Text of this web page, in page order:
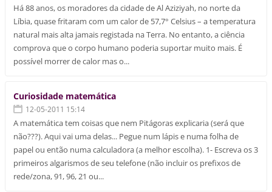
Há 88 anos, os moradores da cidade de Al Aziziyah, no norte da
Líbia, quase fritaram com um calor de 57,7° Celsius – a temperatura
natural mais alta jamais registada na Terra. No entanto, a ciência
comprova que o corpo humano poderia suportar muito mais. É
possível morrer de calor mas o...
Curiosidade matemática
12-05-2011 15:14
A matemática tem coisas que nem Pitágoras explicaria (será que
não???). Aqui vai uma delas... Pegue num lápis e numa folha de
papel ou então numa calculadora (a melhor escolha). 1- Escreva os 3
primeiros algarismos de seu telefone (não incluir os prefixos de
rede/zona, 91, 96, 21 ou...